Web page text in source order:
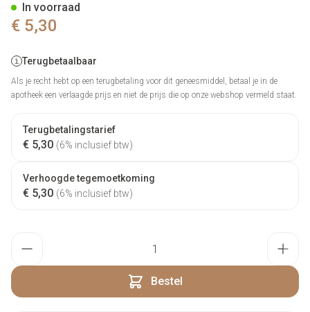
€ 5,30
Terugbetaalbaar
Als je recht hebt op een terugbetaling voor dit geneesmiddel, betaal je in de
apotheek een verlaagde prijs en niet de prijs die op onze webshop vermeld staat.
Terugbetalingstarief
€ 5,30 (6% inclusief btw)
Verhoogde tegemoetkoming
€ 5,30 (6% inclusief btw)
Bestel
In voorraad